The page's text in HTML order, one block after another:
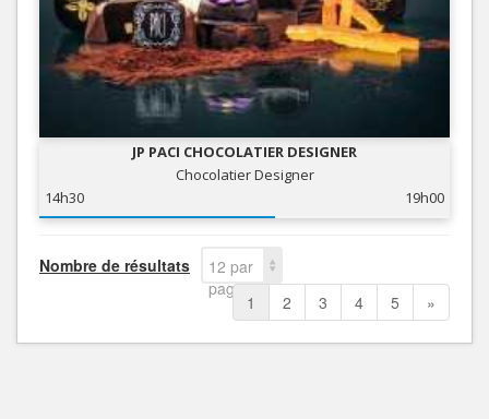
JP PACI CHOCOLATIER DESIGNER
Chocolatier Designer
14h30
19h00
Nombre de résultats
12 par
page
1 2 3 4 5 »